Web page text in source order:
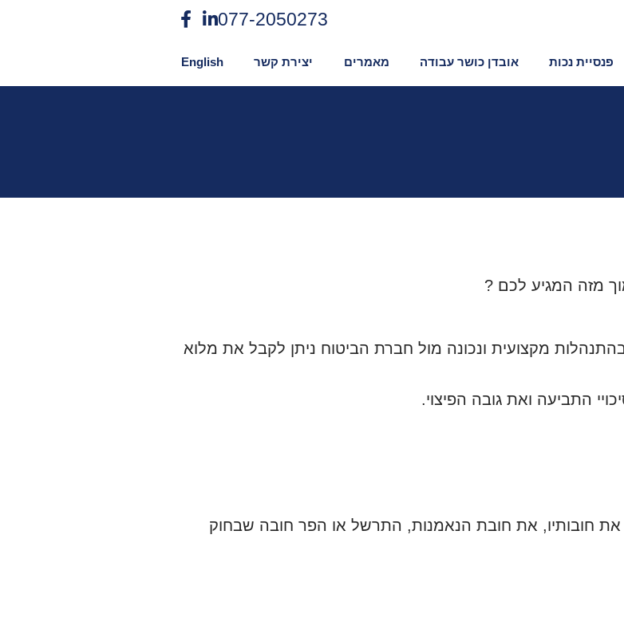
077-2050273
פנסיית נכות אובדן כושר עבודה מאמרים יצירת קשר English
מזה המגיע לכם ?
מקצועית ונכונה מול חברת הביטוח ניתן לקבל את מלוא
התביעה ואת גובה הפיצוי.
את חובותיו, את חובת הנאמנות, התרשל או הפר חובה שבחוק